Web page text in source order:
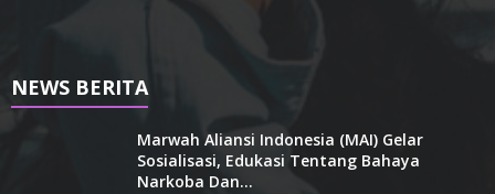
NEWS BERITA
Marwah Aliansi Indonesia (MAI) Gelar
Sosialisasi, Edukasi Tentang Bahaya
Narkoba Dan...